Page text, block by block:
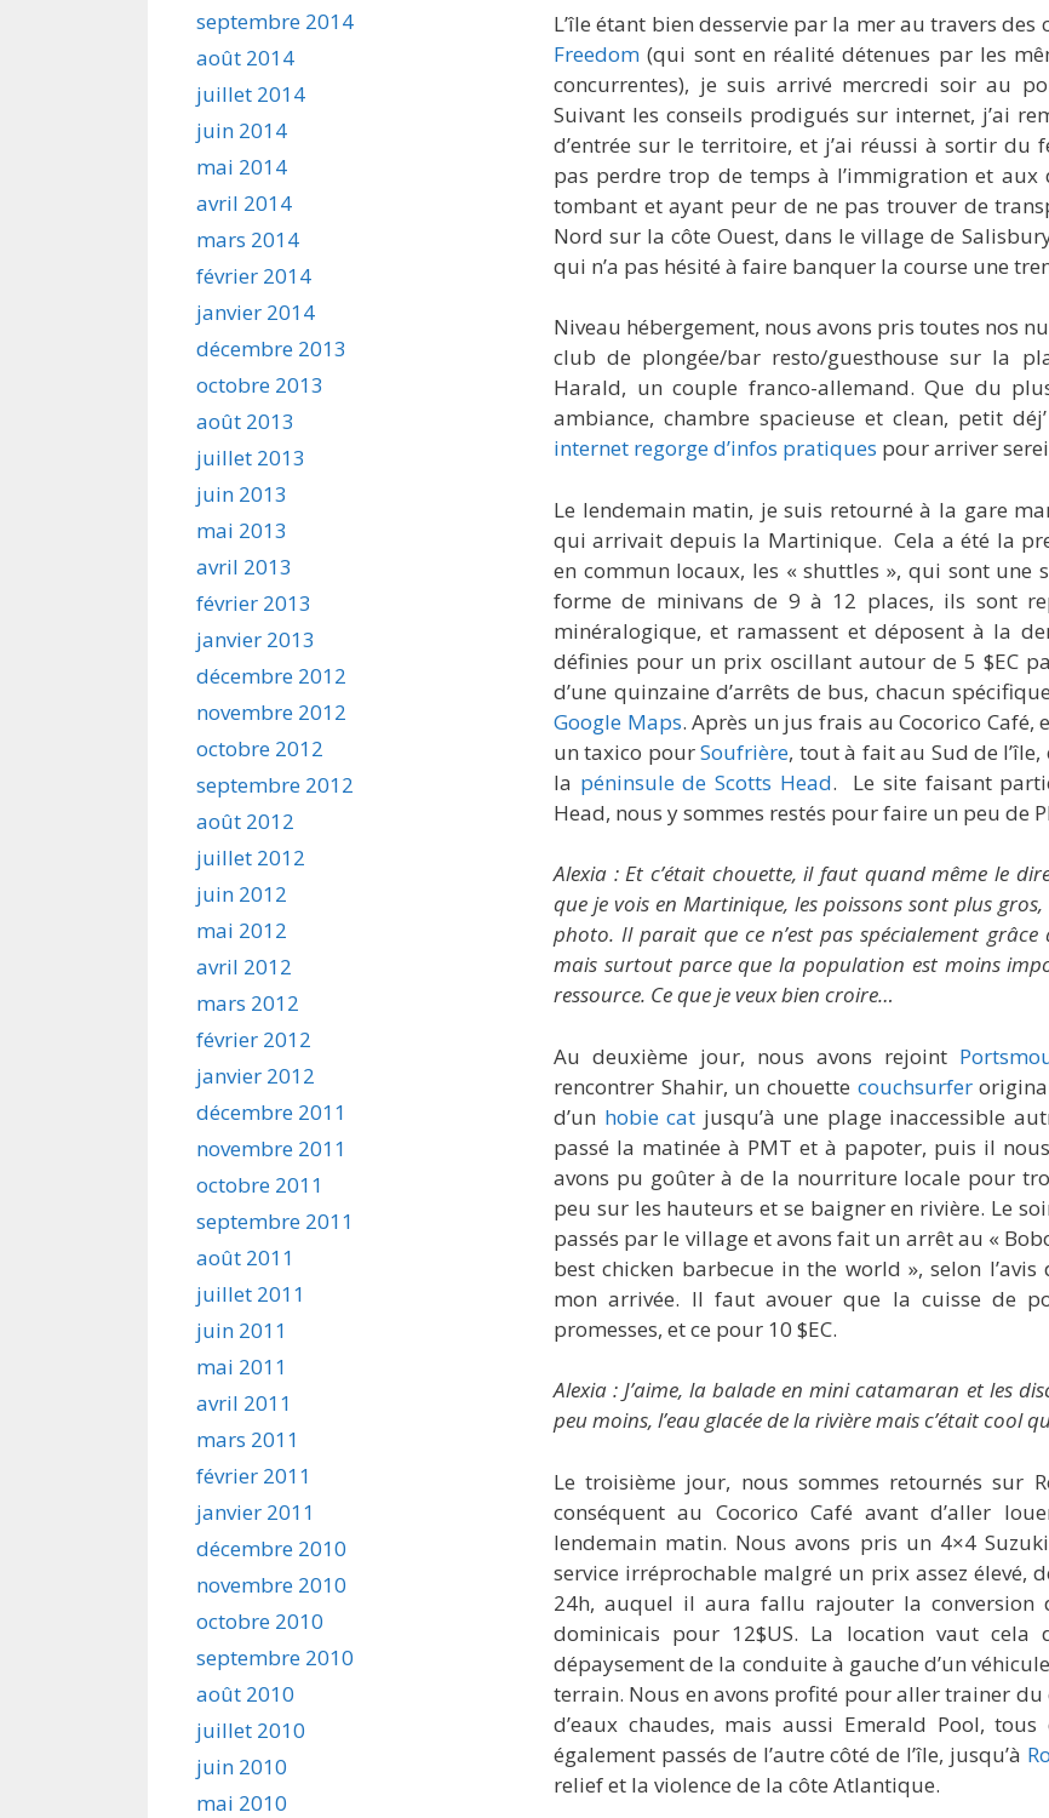
L’île étant bien desservie par la mer au travers des
Freedom (qui sont en réalité détenues par les
concurrentes), je suis arrivé mercredi soir au
Suivant les conseils prodigués sur internet, j’ai
d’entrée sur le territoire, et j’ai réussi à sortir du
pas perdre trop de temps à l’immigration et aux
tombant et ayant peur de ne pas trouver de
Nord sur la côte Ouest, dans le village de
qui n’a pas hésité à faire banquer la course une
Niveau hébergement, nous avons pris toutes nos
club de plongée/bar resto/guesthouse sur la
Harald, un couple franco-allemand. Que du
ambiance, chambre spacieuse et clean, petit
internet regorge d’infos pratiques pour arriver
Le lendemain matin, je suis retourné à la gare
qui arrivait depuis la Martinique. Cela a été la
en commun locaux, les « shuttles », qui sont une
forme de minivans de 9 à 12 places, ils sont
minéralogique, et ramassent et déposent à la
définies pour un prix oscillant autour de 5 $EC
d’une quinzaine d’arrêts de bus, chacun
Google Maps. Après un jus frais au Cocorico
un taxico pourSoufrière, tout à fait au Sud de
la péninsule de Scotts Head. Le site faisant
Head, nous y sommes restés pour faire un peu de
Alexia : Et c’était chouette, il faut quand même le
que je vois en Martinique, les poissons sont plus
photo. Il parait que ce n’est pas spécialement
mais surtout parce que la population est moins
ressource. Ce que je veux bien croire…
Au deuxième jour, nous avons rejoint
rencontrer Shahir, un chouette couchsurfer
d’un hobie cat jusqu’à une plage inaccessible
passé la matinée à PMT et à papoter, puis il
avons pu goûter à de la nourriture locale pour
peu sur les hauteurs et se baigner en rivière. Le
passés par le village et avons fait un arrêt au «
best chicken barbecue in the world », selon
mon arrivée. Il faut avouer que la cuisse de
promesses, et ce pour 10 $EC.
Alexia : J’aime, la balade en mini catamaran et les
peu moins, l’eau glacée de la rivière mais c’était cool
Le troisième jour, nous sommes retournés sur
conséquent au Cocorico Café avant d’aller
lendemain matin. Nous avons pris un 4×4
service irréprochable malgré un prix assez élevé,
24h, auquel il aura fallu rajouter la conversion
dominicais pour 12$US. La location vaut
dépaysement de la conduite à gauche d’un
terrain. Nous en avons profité pour aller trainer du
d’eaux chaudes, mais aussi Emerald Pool,
également passés de l’autre côté de l’île, jusqu’à
relief et la violence de la côte Atlantique.
septembre 2014
août 2014
juillet 2014
juin 2014
mai 2014
avril 2014
mars 2014
février 2014
janvier 2014
décembre 2013
octobre 2013
août 2013
juillet 2013
juin 2013
mai 2013
avril 2013
février 2013
janvier 2013
décembre 2012
novembre 2012
octobre 2012
septembre 2012
août 2012
juillet 2012
juin 2012
mai 2012
avril 2012
mars 2012
février 2012
janvier 2012
décembre 2011
novembre 2011
octobre 2011
septembre 2011
août 2011
juillet 2011
juin 2011
mai 2011
avril 2011
mars 2011
février 2011
janvier 2011
décembre 2010
novembre 2010
octobre 2010
septembre 2010
août 2010
juillet 2010
juin 2010
mai 2010